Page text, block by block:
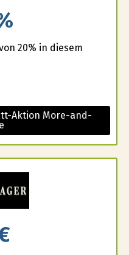
20% in diesem
Aktion More-and-